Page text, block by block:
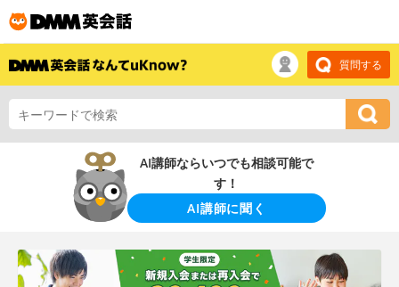
質問する
AI講師ならいつでも相談可能で
す！
AI講師に聞く